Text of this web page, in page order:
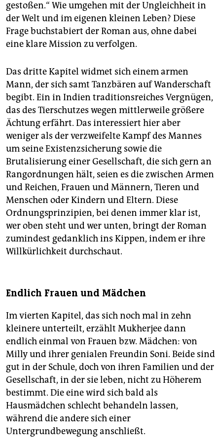
gestoßen.“ Wie umgehen mit der Ungleichheit in
der Welt und im eigenen kleinen Leben? Diese
Frage buchstabiert der Roman aus, ohne dabei
eine klare Mission zu verfolgen.
Das dritte Kapitel widmet sich einem armen
Mann, der sich samt Tanzbären auf Wanderschaft
begibt. Ein in Indien traditionsreiches Vergnügen,
das des Tierschutzes wegen mittlerweile größere
Ächtung erfährt. Das interessiert hier aber
weniger als der verzweifelte Kampf des Mannes
um seine Existenzsicherung sowie die
Brutalisierung einer Gesellschaft, die sich gern an
Rangordnungen hält, seien es die zwischen Armen
und Reichen, Frauen und Männern, Tieren und
Menschen oder Kindern und Eltern. Diese
Ordnungsprinzipien, bei denen immer klar ist,
wer oben steht und wer unten, bringt der Roman
zumindest gedanklich ins Kippen, indem er ihre
Willkürlichkeit durchschaut.
Endlich Frauen und Mädchen
Im vierten Kapitel, das sich noch mal in zehn
kleinere unterteilt, erzählt Mukherjee dann
endlich einmal von Frauen bzw. Mädchen: von
Milly und ihrer genialen Freundin Soni. Beide sind
gut in der Schule, doch von ihren Familien und der
Gesellschaft, in der sie leben, nicht zu Höherem
bestimmt. Die eine wird sich bald als
Hausmädchen schlecht behandeln lassen,
während die andere sich einer
Untergrundbewegung anschließt.